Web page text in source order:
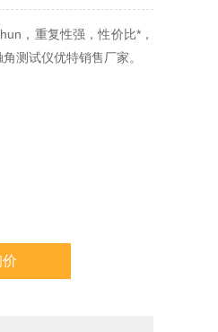
，重复性强，性价比*，
测试仪优特销售厂家。